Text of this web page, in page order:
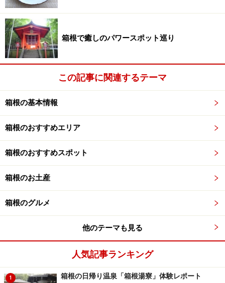
箱根で癒しのパワースポット巡り
この記事に関連するテーマ
箱根の基本情報
箱根のおすすめエリア
箱根のおすすめスポット
箱根のお土産
箱根のグルメ
他のテーマも見る
人気記事ランキング
1 箱根の日帰り温泉「箱根湯寮」体験レポート